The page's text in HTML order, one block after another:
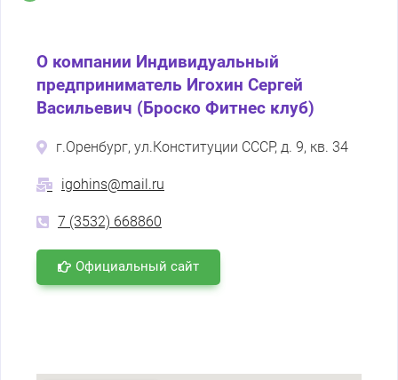
О компании Индивидуальный
предприниматель Игохин Сергей
Васильевич (Броско Фитнес клуб)
г.Оренбург, ул.Конституции СССР, д. 9, кв. 34
igohins@mail.ru
7 (3532) 668860
Официальный сайт